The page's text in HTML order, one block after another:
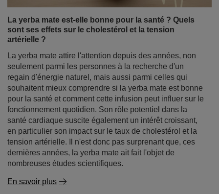
La yerba mate est-elle bonne pour la santé ? Quels
sont ses effets sur le cholestérol et la tension
artérielle ?
La yerba mate attire l'attention depuis des années, non
seulement parmi les personnes à la recherche d'un
regain d'énergie naturel, mais aussi parmi celles qui
souhaitent mieux comprendre si la yerba mate est bonne
pour la santé et comment cette infusion peut influer sur le
fonctionnement quotidien. Son rôle potentiel dans la
santé cardiaque suscite également un intérêt croissant,
en particulier son impact sur le taux de cholestérol et la
tension artérielle. Il n'est donc pas surprenant que, ces
dernières années, la yerba mate ait fait l'objet de
nombreuses études scientifiques.
En savoir plus